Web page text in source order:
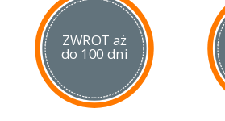
ZWROT aż
do 100 dni